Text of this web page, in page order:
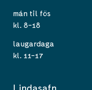
mán til fös
kl. 8-18
laugardaga
kl. 11-17